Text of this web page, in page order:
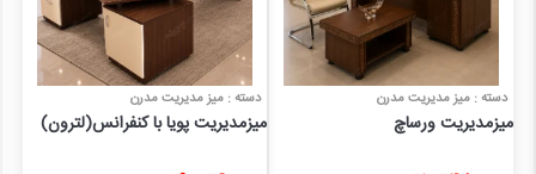
دسته : میز مدیریت مدرن
میزمدیریت ورساچ
دسته : میز مدیریت مدرن
میزمدیریت پویا با کنفرانس(لترون)